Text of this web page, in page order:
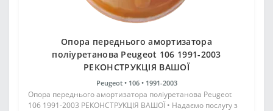
Опора переднього амортизатора
поліуретанова Peugeot 106 1991-2003
РЕКОНСТРУКЦІЯ ВАШОЇ
Peugeot • 106 • 1991-2003
Опора переднього амортизатора поліуретанова Peugeot
106 1991-2003 РЕКОНСТРУКЦІЯ ВАШОЇ • Надаємо послугу з